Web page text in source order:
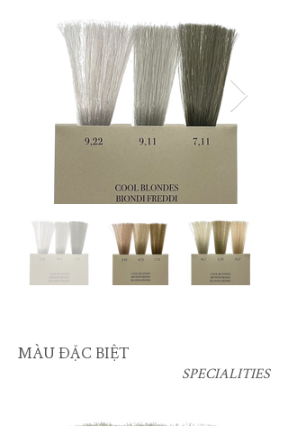
​MÀU ĐẶC BIỆT
SPECIALITIES